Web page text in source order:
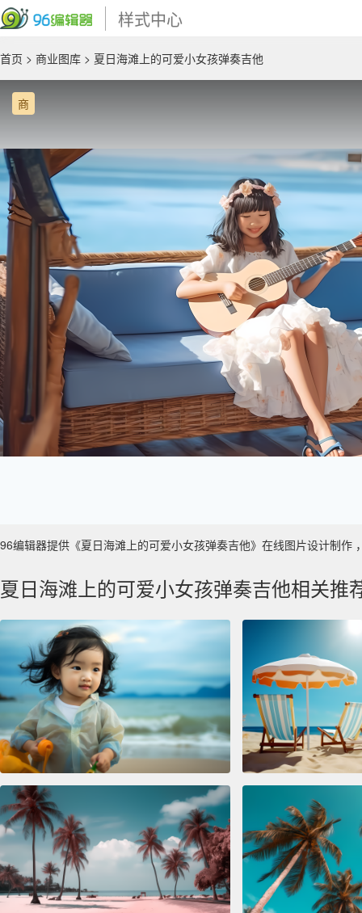
样式中心
首页 > 商业图库 > 夏日海滩上的可爱小女孩弹奏吉他
商
96编辑器提供《夏日海滩上的可爱小女孩弹奏吉他》在线图片设计制
夏日海滩上的可爱小女孩弹奏吉他相关推